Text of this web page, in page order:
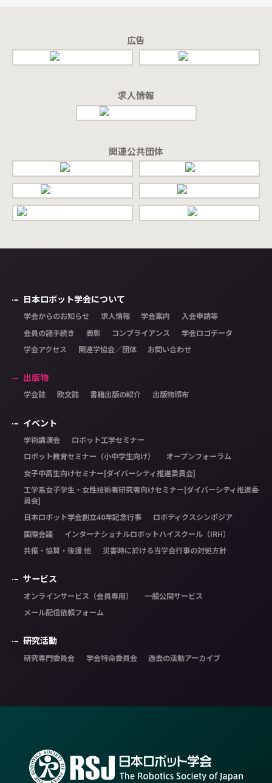
広告
求人情報
関連公共団体
日本ロボット学会について
学会からのお知らせ 求人情報 学会案内 入会申請等
会員の諸手続き 表彰 コンプライアンス 学会ロゴデータ
学会アクセス 関連学協会／団体 お問い合わせ
出版物
学会誌 欧文誌 書籍出版の紹介 出版物頒布
イベント
学術講演会 ロボット工学セミナー
ロボット教育セミナー（小中学生向け） オープンフォーラム
女子中高生向けセミナー[ダイバーシティ推進委員会]
工学系女子学生・女性技術者研究者向けセミナー[ダイバーシティ推進委
員会]
日本ロボット学会創立40年記念行事 ロボティクスシンポジア
国際会議 インターナショナルロボットハイスクール（IRH）
共催・協賛・後援 他 災害時に於ける当学会行事の対処方針
サービス
オンラインサービス（会員専用） 一般公開サービス
メール配信依頼フォーム
研究活動
研究専門委員会 学会特命委員会 過去の活動アーカイブ